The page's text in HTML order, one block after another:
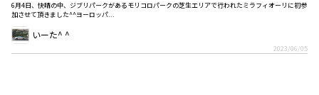
6月4日、快晴の中、ジブリパークがあるモリコロパークの芝生エリアで行われたミラフィオーリに初参
加させて頂きました^^ヨーロッパ...
いーた^ ^
2023/06/05